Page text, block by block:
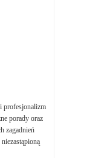
profesjonalizm
porady oraz
zagadnień